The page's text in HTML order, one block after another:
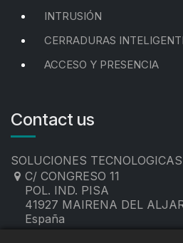
INTRUSIÓN
CERRADURAS
ACCESO Y PRESENCIA
Contact us
SOLUCIONES
C/ CONGRESO 11
POL. IND. PISA
41927 MAIRENA DEL
España